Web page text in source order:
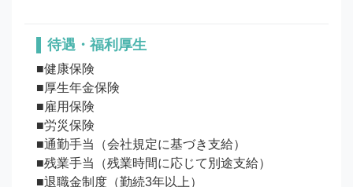
待遇・福利厚生
■健康保険
■厚生年金保険
■雇用保険
■労災保険
■通勤手当（会社規定に基づき支給）
■残業手当（残業時間に応じて別途支給）
■退職金制度（勤続3年以上）